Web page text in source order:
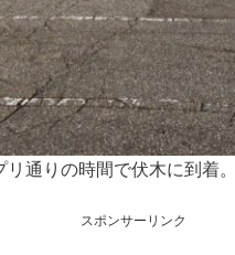
通りの時間で伏木に到着
スポンサーリンク